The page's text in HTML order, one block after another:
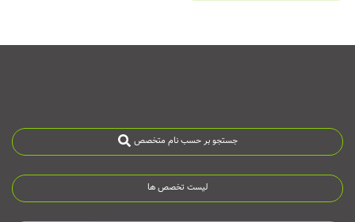
جستجو بر حسب نام متخصص
لیست تخصص ها